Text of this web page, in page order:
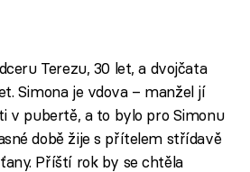
Terezu, 30 let, a dvojčata
Simona je vdova – manžel jí
v pubertě, a to bylo pro Simonu
době žije s přítelem střídavě
Příští rok by se chtěla